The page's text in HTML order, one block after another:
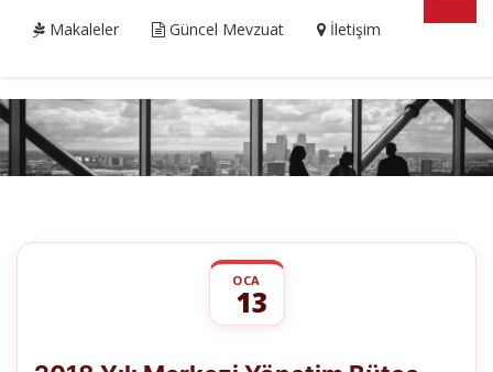
Makaleler Güncel Mevzuat İletişim
OCA
13